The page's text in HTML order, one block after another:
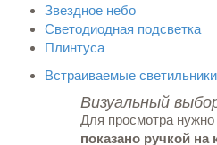
Звездное небо
Светодиодная подсветка
Плинтуса
Встраиваемые светильники
Визуальный
Для просмотра нужно
показано ручкой на